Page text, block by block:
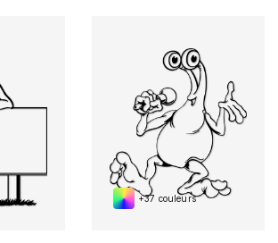
+37 couleurs